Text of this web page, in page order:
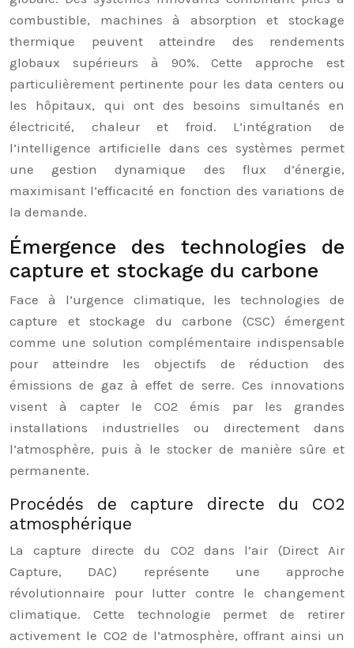
combustible, machines à absorption et stockage
thermique peuvent atteindre des rendements
globaux supérieurs à 90%. Cette approche est
particulièrement pertinente pour les data centers ou
les hôpitaux, qui ont des besoins simultanés en
électricité, chaleur et froid. L’intégration de
l’intelligence artificielle dans ces systèmes permet
une gestion dynamique des flux d’énergie,
maximisant l’efficacité en fonction des variations de
la demande.
Émergence des technologies de
capture et stockage du carbone
Face à l’urgence climatique, les technologies de
capture et stockage du carbone (CSC) émergent
comme une solution complémentaire indispensable
pour atteindre les objectifs de réduction des
émissions de gaz à effet de serre. Ces innovations
visent à capter le CO2 émis par les grandes
installations industrielles ou directement dans
l’atmosphère, puis à le stocker de manière sûre et
permanente.
Procédés de capture directe du CO2
atmosphérique
La capture directe du CO2 dans l’air (Direct Air
Capture, DAC) représente une approche
révolutionnaire pour lutter contre le changement
climatique. Cette technologie permet de retirer
activement le CO2 de l’atmosphère, offrant ainsi un